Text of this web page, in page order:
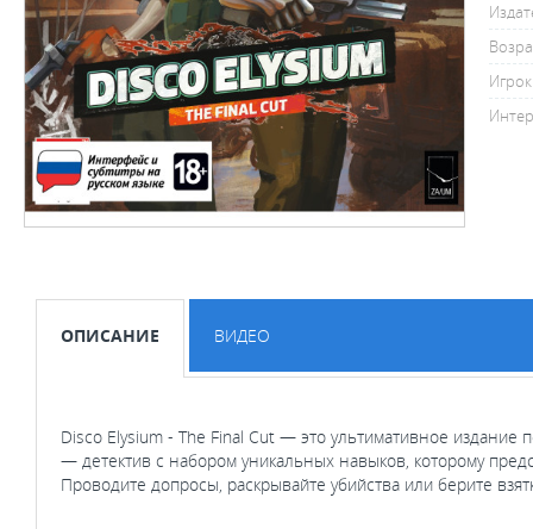
ОПИСАНИЕ ВИДЕО
Disco Elysium - The Final Cut — это ультимативное
— детектив с набором уникальных навыков, которому
Проводите допросы, раскрывайте убийства или берите